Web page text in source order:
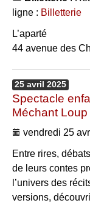
ligne : Billetterie
L’aparté
44 avenue des
25 avril 2025
Spectacle
Méchant Loup
vendredi 25
Entre rires,
de leurs contes
l’univers des
versions,